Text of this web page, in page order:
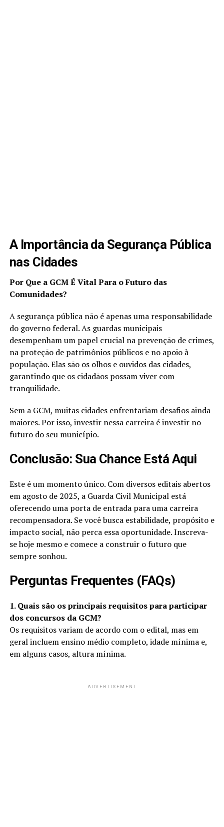
A Importância da Segurança Pública
nas Cidades
Por Que a GCM É Vital Para o Futuro das
Comunidades?
A segurança pública não é apenas uma responsabilidade
do governo federal. As guardas municipais
desempenham um papel crucial na prevenção de crimes,
na proteção de patrimônios públicos e no apoio à
população. Elas são os olhos e ouvidos das cidades,
garantindo que os cidadãos possam viver com
tranquilidade.
Sem a GCM, muitas cidades enfrentariam desafios ainda
maiores. Por isso, investir nessa carreira é investir no
futuro do seu município.
Conclusão: Sua Chance Está Aqui
Este é um momento único. Com diversos editais abertos
em agosto de 2025, a Guarda Civil Municipal está
oferecendo uma porta de entrada para uma carreira
recompensadora. Se você busca estabilidade, propósito e
impacto social, não perca essa oportunidade. Inscreva-
se hoje mesmo e comece a construir o futuro que
sempre sonhou.
Perguntas Frequentes (FAQs)
1. Quais são os principais requisitos para participar
dos concursos da GCM?
Os requisitos variam de acordo com o edital, mas em
geral incluem ensino médio completo, idade mínima e,
em alguns casos, altura mínima.
ADVERTISEMENT